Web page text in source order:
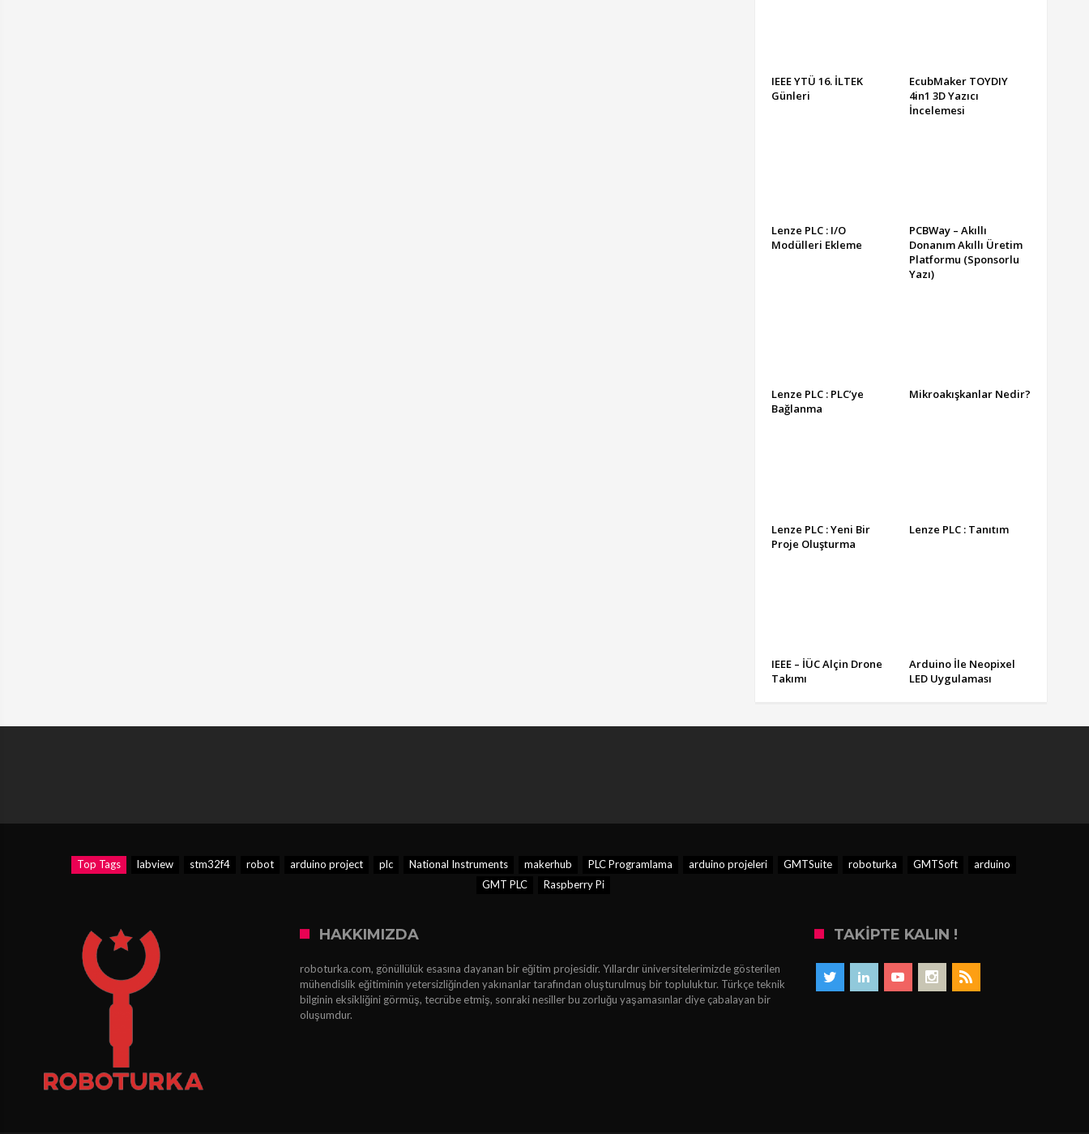
IEEE YTÜ 16. İLTEK
Günleri
EcubMaker TOYDIY
4in1 3D Yazıcı
İncelemesi
Lenze PLC : I/O
Modülleri Ekleme
PCBWay – Akıllı
Donanım Akıllı Üretim
Platformu (Sponsorlu
Yazı)
Lenze PLC : PLC’ye
Bağlanma
Mikroakışkanlar Nedir?
Lenze PLC : Yeni Bir
Proje Oluşturma
Lenze PLC : Tanıtım
IEEE – İÜC Alçin Drone
Takımı
Arduino İle Neopixel
LED Uygulaması
Top Tags labview stm32f4 robot arduino project plc National Instruments makerhub PLC Programlama arduino projeleri GMTSuite roboturka GMTSoft
arduino
GMT PLC
Raspberry Pi
HAKKIMIZDA
roboturka.com, gönüllülük esasına dayanan bir eğitim projesidir. Yıllardır üniversitelerimizde gösterilen
mühendislik eğitiminin yetersizliğinden yakınanlar tarafından oluşturulmuş bir topluluktur. Türkçe teknik
bilginin eksikliğini görmüş, tecrübe etmiş, sonraki nesiller bu zorluğu yaşamasınlar diye çabalayan bir
oluşumdur.
TAKIPTE KALIN !